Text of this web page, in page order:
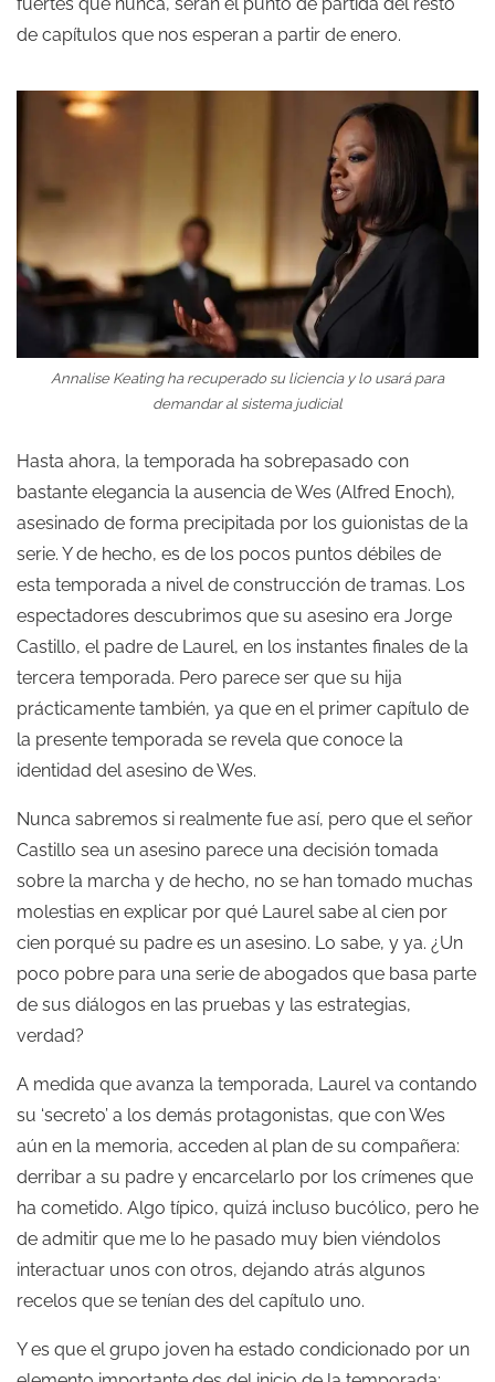
de capítulos que nos esperan a partir de enero.
Annalise Keating ha recuperado su liciencia y lo usará para
demandar al sistema judicial
Hasta ahora, la temporada ha sobrepasado con
bastante elegancia la ausencia de Wes (Alfred Enoch),
asesinado de forma precipitada por los guionistas de la
serie. Y de hecho, es de los pocos puntos débiles de
esta temporada a nivel de construcción de tramas. Los
espectadores descubrimos que su asesino era Jorge
Castillo, el padre de Laurel, en los instantes finales de la
tercera temporada. Pero parece ser que su hija
prácticamente también, ya que en el primer capítulo de
la presente temporada se revela que conoce la
identidad del asesino de Wes.
Nunca sabremos si realmente fue así, pero que el señor
Castillo sea un asesino parece una decisión tomada
sobre la marcha y de hecho, no se han tomado muchas
molestias en explicar por qué Laurel sabe al cien por
cien porqué su padre es un asesino. Lo sabe, y ya. ¿Un
poco pobre para una serie de abogados que basa parte
de sus diálogos en las pruebas y las estrategias,
verdad?
A medida que avanza la temporada, Laurel va contando
su ‘secreto’ a los demás protagonistas, que con Wes
aún en la memoria, acceden al plan de su compañera:
derribar a su padre y encarcelarlo por los crímenes que
ha cometido. Algo típico, quizá incluso bucólico, pero he
de admitir que me lo he pasado muy bien viéndolos
interactuar unos con otros, dejando atrás algunos
recelos que se tenían des del capítulo uno.
Y es que el grupo joven ha estado condicionado por un